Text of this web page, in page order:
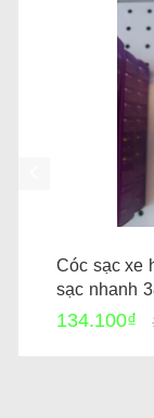
Cóc sạc xe
sạc nhanh
134.100₫